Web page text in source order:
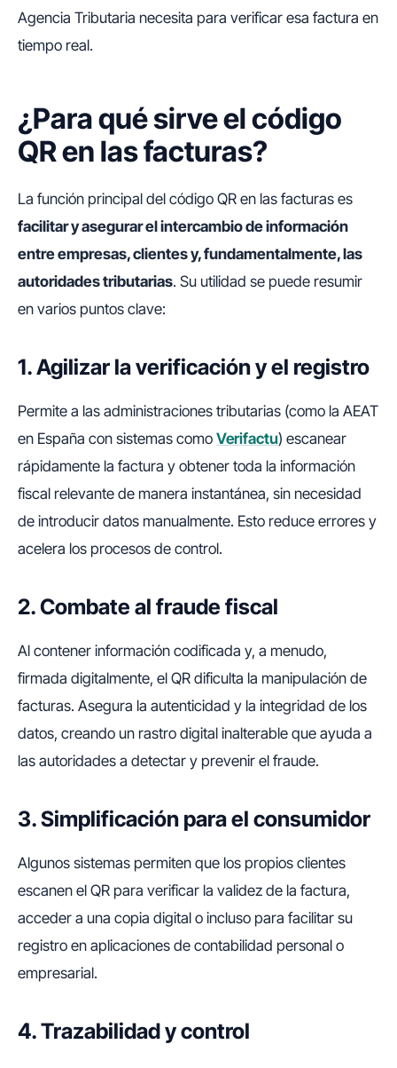
Agencia Tributaria necesita para verificar esa factura en
tiempo real.
¿Para qué sirve el código
QR en las facturas?
La función principal del código QR en las facturas es
facilitar y asegurar el intercambio de información
entre empresas, clientes y, fundamentalmente, las
autoridades tributarias. Su utilidad se puede resumir
en varios puntos clave:
1. Agilizar la verificación y el registro
Permite a las administraciones tributarias (como la AEAT
en España con sistemas como Verifactu) escanear
rápidamente la factura y obtener toda la información
fiscal relevante de manera instantánea, sin necesidad
de introducir datos manualmente. Esto reduce errores y
acelera los procesos de control.
2. Combate al fraude fiscal
Al contener información codificada y, a menudo,
firmada digitalmente, el QR dificulta la manipulación de
facturas. Asegura la autenticidad y la integridad de los
datos, creando un rastro digital inalterable que ayuda a
las autoridades a detectar y prevenir el fraude.
3. Simplificación para el consumidor
Algunos sistemas permiten que los propios clientes
escanen el QR para verificar la validez de la factura,
acceder a una copia digital o incluso para facilitar su
registro en aplicaciones de contabilidad personal o
empresarial.
4. Trazabilidad y control